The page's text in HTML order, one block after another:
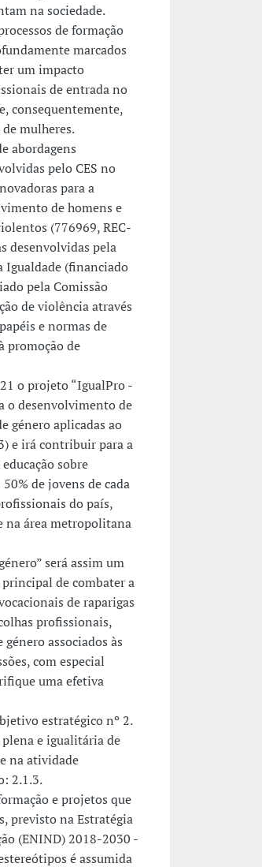
na sociedade.
de formação
marcados
um impacto
de entrada no
consequentemente,
mulheres.
abordagens
pelo CES no
para a
de homens e
(776969, REC-
desenvolvidas pela
Igualdade (financiado
pela Comissão
de violência através
e normas de
promoção de
o projeto “IgualPro -
o desenvolvimento de
género aplicadas ao
e irá contribuir para a
sobre
de jovens de cada
do país,
na área metropolitana
será assim um
de combater a
de raparigas
profissionais,
associados às
com especial
uma efetiva
estratégico nº 2.
e igualitária de
na atividade
2.1.3.
e projetos que
previsto na Estratégia
(ENIND) 2018-2030 -
é assumida